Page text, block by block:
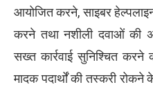
आयोजित करने, साइबर
करने तथा नशीली दवाओं की
सख्त कार्रवाई सुनिश्चित
मादक पदार्थों की तस्करी